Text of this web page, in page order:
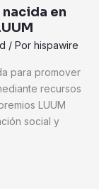
nacida en
/ Por hispawire
para promover
recursos
LUUM
social y